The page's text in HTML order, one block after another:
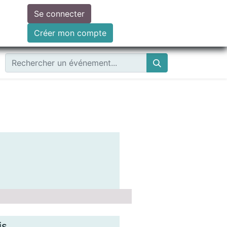
un don
Se connecter
Créer mon compte